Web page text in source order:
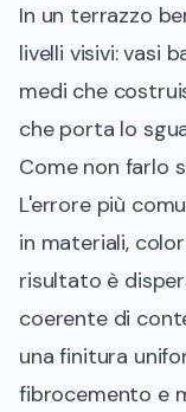
In un terrazzo
livelli visivi: vasi
medi che
che porta lo
Come non farlo
L'errore più
in materiali,
risultato è
coerente di
una finitura
fibrocemento e